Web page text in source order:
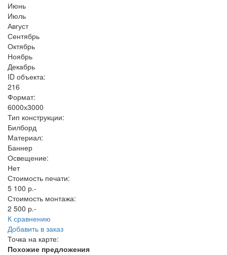
Июнь
Июль
Август
Сентябрь
Октябрь
Ноябрь
Декабрь
ID объекта:
216
Формат:
6000х3000
Тип конструкции:
Билборд
Материал:
Баннер
Освещение:
Нет
Стоимость печати:
5 100 р.-
Стоимость монтажа:
2 500 р.-
К сравнению
Добавить в заказ
Точка на карте:
Похожие предложения